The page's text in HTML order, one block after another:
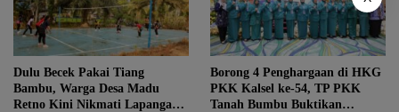
Dulu Becek Pakai Tiang
Bambu, Warga Desa Madu
Retno Kini Nikmati Lapangan
Borong 4 Penghargaan di HKG
PKK Kalsel ke-54, TP PKK
Tanah Bumbu Buktikan